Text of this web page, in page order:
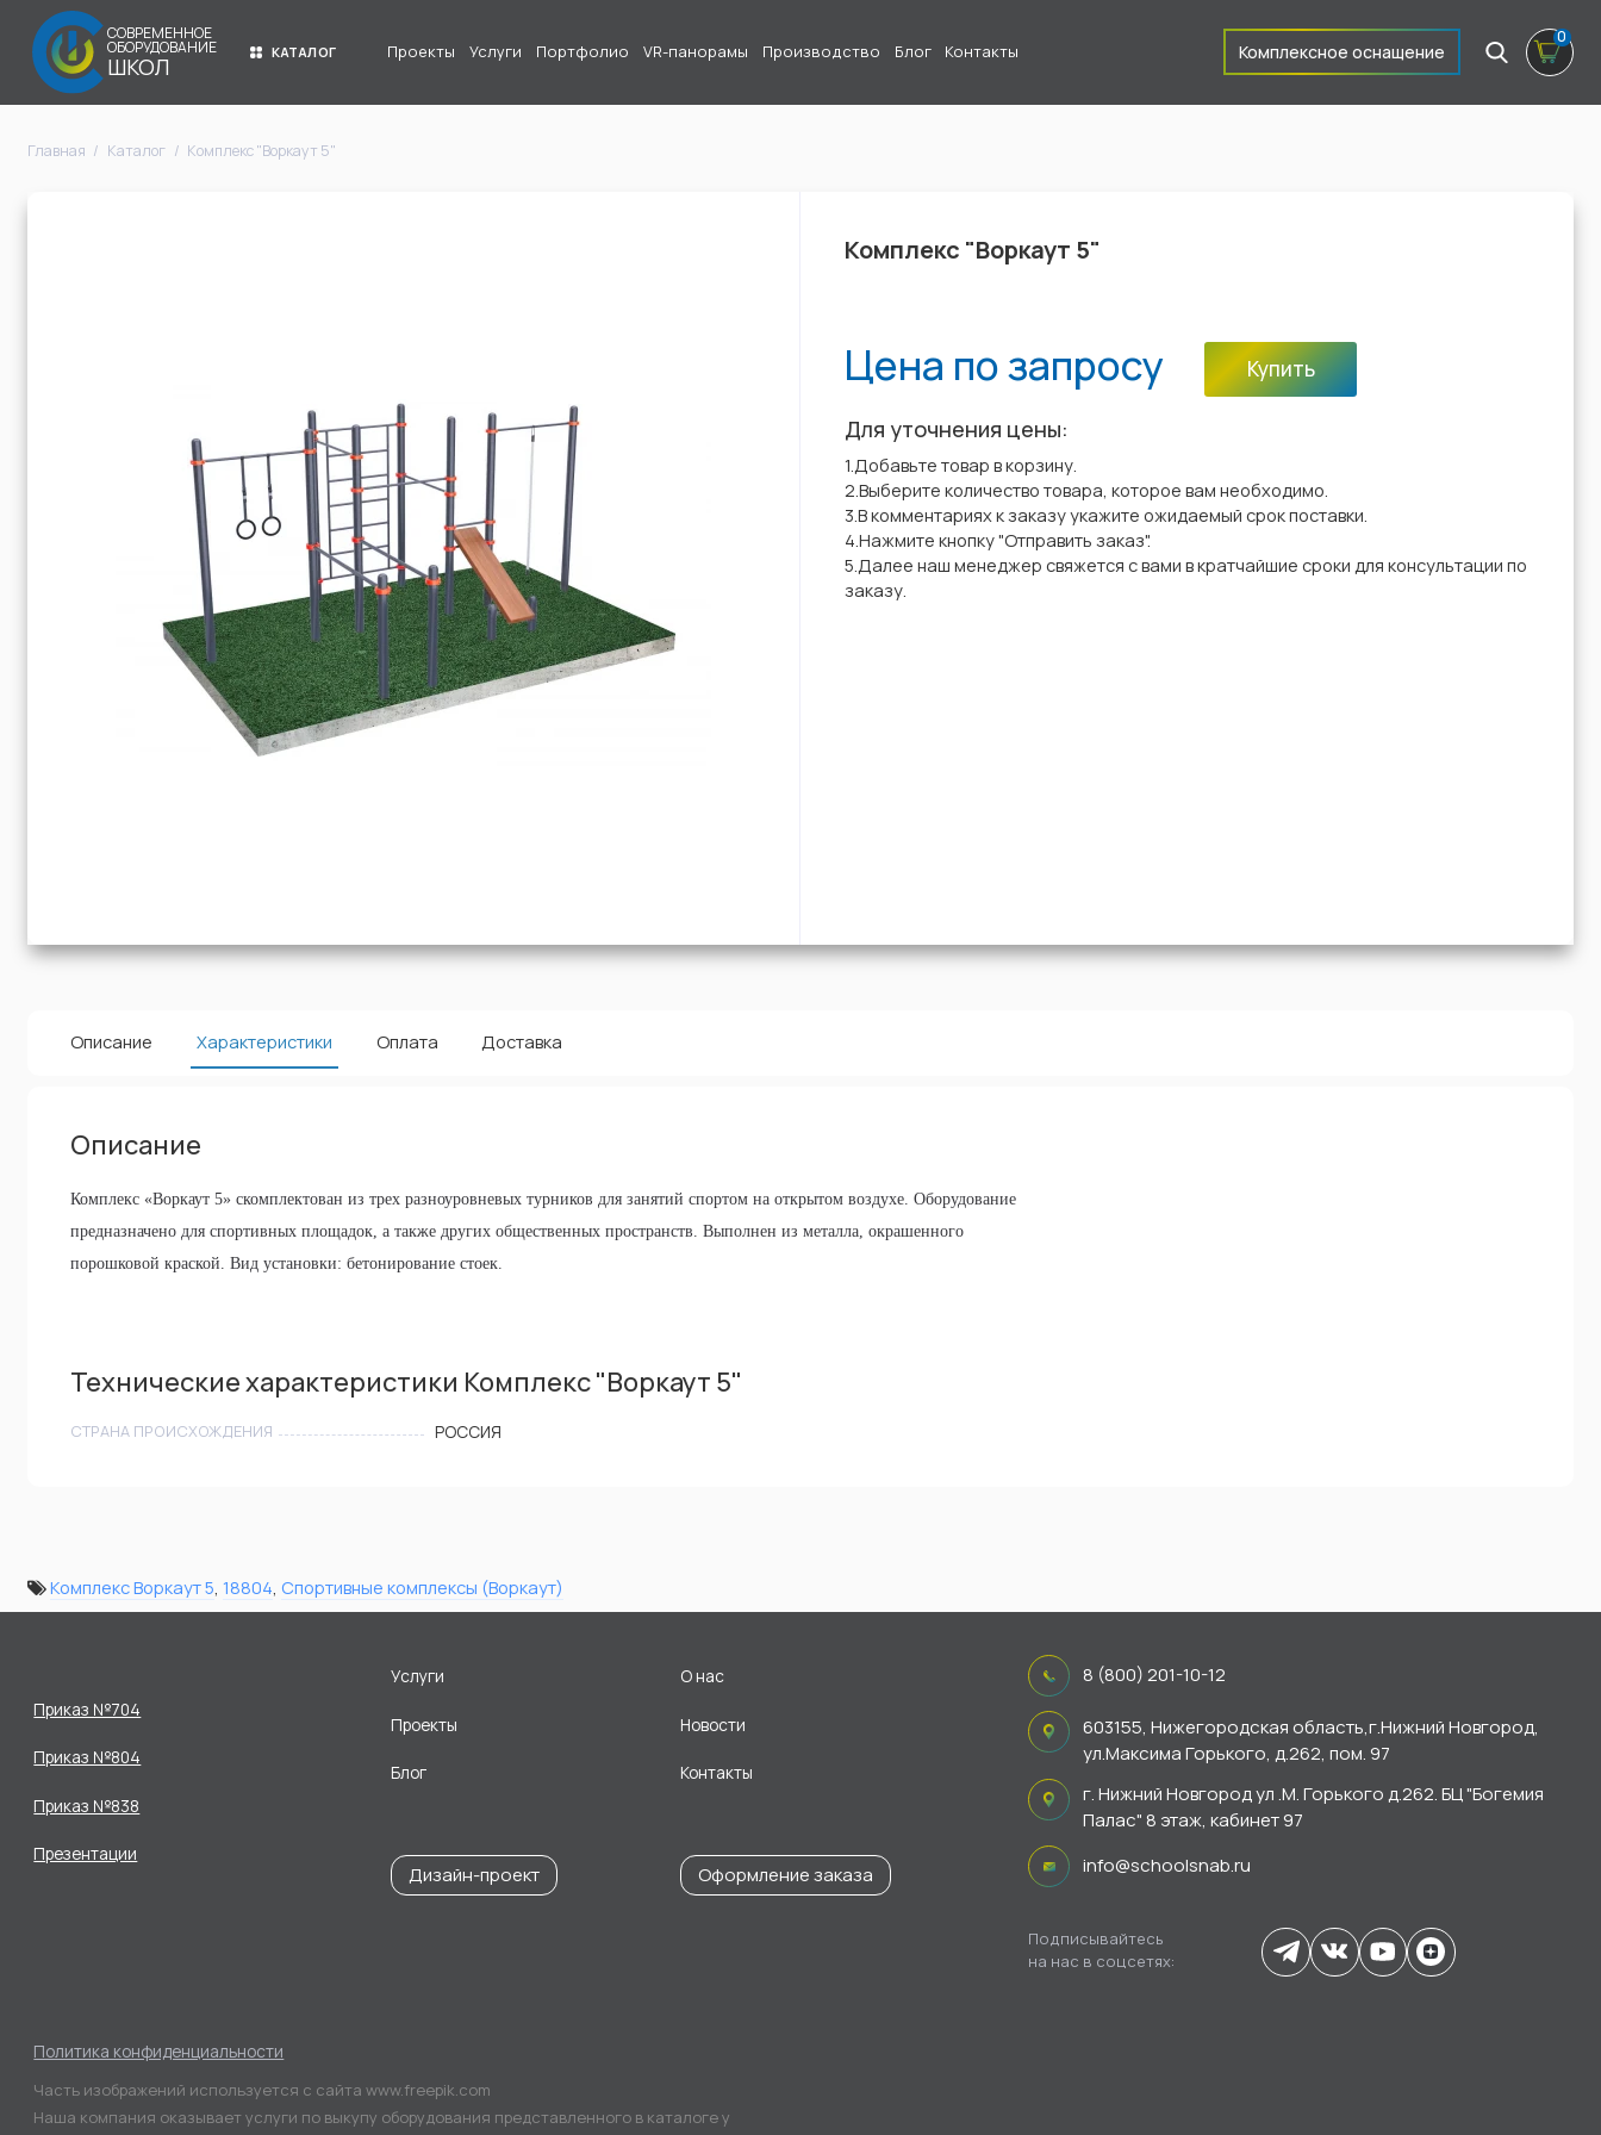
СОВРЕМЕННОЕ
ОБОРУДОВАНИЕ
ШКОЛ КАТАЛОГ Проекты Услуги Портфолио VR-панорамы Производство Блог Контакты Комплексное оснащение
0
Главная Каталог Комплекс "Воркаут 5"
Комплекс "Воркаут 5"
Цена по запросу Купить
Для уточнения цены:
1.Добавьте товар в корзину.
2.Выберите количество товара, которое вам необходимо.
3.В комментариях к заказу укажите ожидаемый срок поставки.
4.Нажмите кнопку "Отправить заказ".
5.Далее наш менеджер свяжется с вами в кратчайшие сроки для консультации по
заказу.
Описание Характеристики Оплата Доставка
Описание
Комплекс «Воркаут 5» скомплектован из трех разноуровневых турников для занятий спортом на открытом воздухе. Оборудование
предназначено для спортивных площадок, а также других общественных пространств. Выполнен из металла, окрашенного
порошковой краской. Вид установки: бетонирование стоек.
Технические характеристики Комплекс "Воркаут 5"
СТРАНА ПРОИСХОЖДЕНИЯ РОССИЯ
Комплекс Воркаут 5 18804 Спортивные комплексы (Воркаут)
Приказ №704
Приказ №804
Приказ №838
Презентации
Услуги
Проекты
Блог
Дизайн-проект
О нас
Новости
Контакты
Оформление заказа
8 (800) 201-10-12
603155, Нижегородская область,г.Нижний Новгород,
ул.Максима Горького, д.262, пом. 97
г. Нижний Новгород ул .М. Горького д.262. БЦ "Богемия
Палас" 8 этаж, кабинет 97
info@schoolsnab.ru
Подписывайтесь
на нас в соцсетях:
Политика конфиденциальности
Часть изображений используется с сайта www.freepik.com
Наша компания оказывает услуги по выкупу оборудования представленного в каталоге у